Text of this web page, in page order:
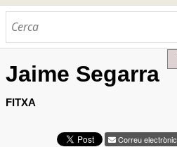
Cerca avançada
Directori d'autors
Jaime Segarra
FITXA
Correu electrònic